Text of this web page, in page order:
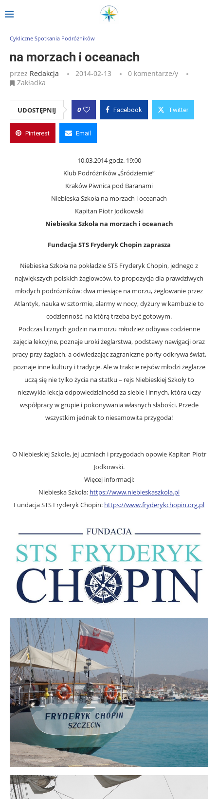
Strona główna na morzach i oceanach
Cykliczne Spotkania Podróżników
na morzach i oceanach
przez Redakcja 2014-02-13
0 komentarze/y
Zakładka
UDOSTĘPNIJ 0 Facebook Twitter
Pinterest Email
10.03.2014 godz. 19:00
Klub Podróżników „Śródziemie”
Kraków Piwnica pod Baranami
Niebieska Szkoła na morzach i oceanach
Kapitan Piotr Jodkowski
Niebieska Szkoła na morzach i oceanach
Fundacja STS Fryderyk Chopin zaprasza
Niebieska Szkoła na pokładzie STS Fryderyk Chopin, jednego z
największych polskich żaglowców, to propozycja dla prawdziwych
młodych podróżników: dwa miesiące na morzu, żeglowanie przez
Atlantyk, nauka w sztormie, alarmy w nocy, dyżury w kambuzie to
codzienność, na którą trzeba być gotowym.
Podczas licznych godzin na morzu młodzież odbywa codzienne
zajęcia lekcyjne, poznaje uroki żeglarstwa, podstawy nawigacji oraz
pracy przy żaglach, a odwiedzając zagraniczne porty odkrywa świat,
poznaje inne kultury i tradycje. Ale w trakcie rejsów młodzi żeglarze
uczą się nie tylko życia na statku – rejs Niebieskiej Szkoły to
niezwykła lekcja odpowiedzialności za siebie i innych, która uczy
współpracy w grupie i pokonywania własnych słabości. Przede
wszystkim jednak to niesamowita przygoda!
O Niebieskiej Szkole, jej uczniach i przygodach opowie Kapitan Piotr
Jodkowski.
Więcej informacji:
Niebieska Szkoła: https://www.niebieskaszkola.pl
Fundacja STS Fryderyk Chopin: https://www.fryderykchopin.org.pl